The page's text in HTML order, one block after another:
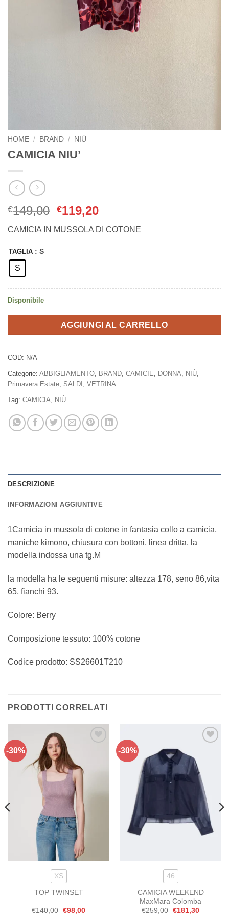
HOME / BRAND / NIÙ
CAMICIA NIU’
€149,00 Il
originale
€119,20Il
attuale
CAMICIA IN MUSSOLA DI COTONE
TAGLIA : S
S
Disponibile
AGGIUNGI AL CARRELLO
COD: N/A
Categorie: ABBIGLIAMENTO, BRAND, CAMICIE, DONNA, NIÙ,
Primavera Estate, SALDI , VETRINA
Tag: CAMICIA, NIÙ
DESCRIZIONE
INFORMAZIONI AGGIUNTIVE
1Camicia in mussola di cotone in fantasia collo a camicia,
maniche kimono, chiusura con bottoni, linea dritta, la
modella indossa una tg.M
la modella ha le seguenti misure: altezza 178, seno 86,vita
65, fianchi 93.
Colore: Berry
Composizione tessuto: 100% cotone
Codice prodotto: SS26601T210
PRODOTTI CORRELATI
-30%
desideri
XS
TOP TWINSET
€140,00 Il
€98,00Il
-30%
alla lista
desideri
46
CAMICIA WEEKEND
MaxMara Colomba
€259,00 Il
€181,30Il